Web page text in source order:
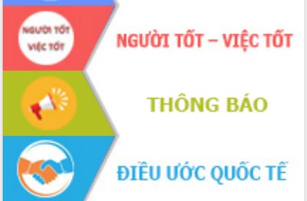
Khởi động Dự án Đầu tư xây dựng hạ
tầng kỹ thuật Cụm công nghiệp Tân
Tiến
Gặp mặt các cơ quan báo chí nhân Kỷ
niệm 101 năm Ngày Báo chí Cách
mạng Việt Nam
Đắk Lắk sơ kết 4 năm triển khai thực
hiện Đề án 06 của Chính phủ
Họp báo thông tin về Hội nghị Công bố
Quy hoạch và Xúc tiến đầu tư tỉnh Đắk
Lắk
Khơi thông điểm nghẽn, đẩy nhanh
giải ngân vốn khắc phục thiên tai